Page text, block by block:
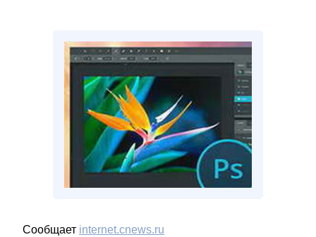
Сообщает internet.cnews.ru